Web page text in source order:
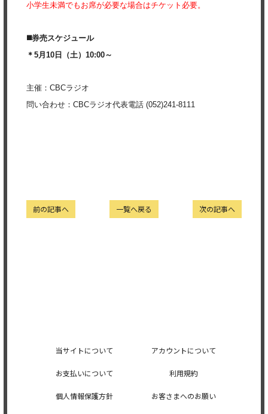
小学生未満でもお席が必要な場合はチケット必要。
◼️券売スケジュール
＊5月10日（土）10:00～
主催：CBCラジオ
問い合わせ：CBCラジオ代表電話 (052)241-8111
次の記事へ
一覧へ戻る
前の記事へ
当サイトについて アカウントについて
お支払いについて 利用規約
個人情報保護方針 お客さまへのお願い